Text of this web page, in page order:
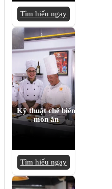
Tìm hiểu ngay
Kỹ thuật chế biến
món ăn
Tìm hiểu ngay